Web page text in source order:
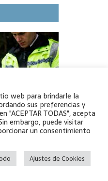
web para brindarle la
sus preferencias y
"ACEPTAR TODAS", acepta
embargo, puede visitar
un consentimiento
Ajustes de Cookies